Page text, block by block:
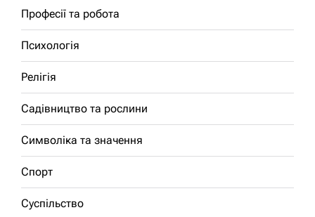
Професії та робота
Психологія
Релігія
Садівництво та рослини
Символіка та значення
Спорт
Суспільство